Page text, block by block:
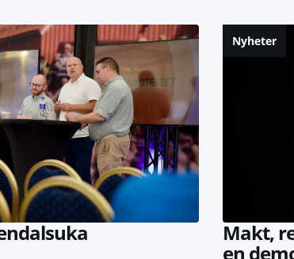
Nyheter
Makt,
en